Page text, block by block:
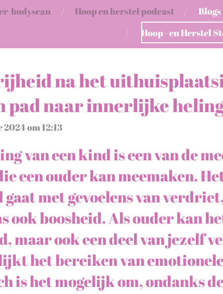
bodyscan
Hoop en herstel podcast
Blogs
Hoop - en Herstel
na het
pad naar innerlijke
om 12:13
van een kind is een van de
een ouder kan meemaken.
met gevoelens van
ook boosheid. Als ouder kan
maar ook een deel van jezelf
het bereiken van
is het mogelijk om, ondanks